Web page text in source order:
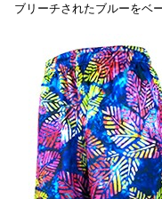
ブリーチされたブルーをベ